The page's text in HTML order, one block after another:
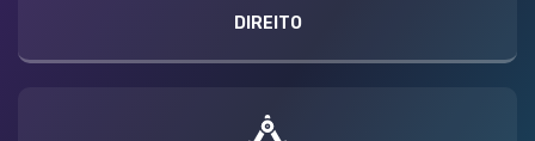
DIREITO